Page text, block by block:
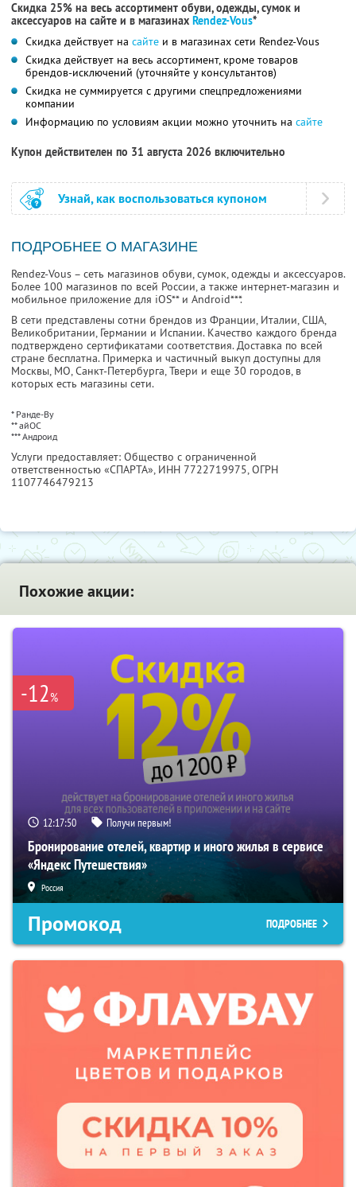
Скидка 25% на весь ассортимент обуви, одежды, сумок и
аксессуаров на сайте и в магазинах Rendez-Vous*
Скидка действует на сайте и в магазинах сети Rendez-Vous
Скидка действует на весь ассортимент, кроме товаров
брендов-исключений (уточняйте у консультантов)
Скидка не суммируется с другими спецпредложениями
компании
Информацию по условиям акции можно уточнить на сайте
Купон действителен по 31 августа 2026 включительно
Узнай, как воспользоваться купоном
ПОДРОБНЕЕ О МАГАЗИНЕ
Rendez-Vous – сеть магазинов обуви, сумок, одежды и аксессуаров.
Более 100 магазинов по всей России, а также интернет-магазин и
мобильное приложение для iOS** и Android***.
В сети представлены сотни брендов из Франции, Италии, США,
Великобритании, Германии и Испании. Качество каждого бренда
подтверждено сертификатами соответствия. Доставка по всей
стране бесплатна. Примерка и частичный выкуп доступны для
Москвы, МО, Санкт-Петербурга, Твери и еще 30 городов, в
которых есть магазины сети.
* Ранде-Ву
** айОС
*** Андроид
Услуги предоставляет: Общество с ограниченной
ответственностью «СПАРТА», ИНН 7722719975, ОГРН
1107746479213
Похожие акции:
-12%
12:17:49 Получи первым!
Бронирование отелей, квартир и иного жилья в сервисе
«Яндекс Путешествия»
Россия
Промокод ПОДРОБНЕЕ